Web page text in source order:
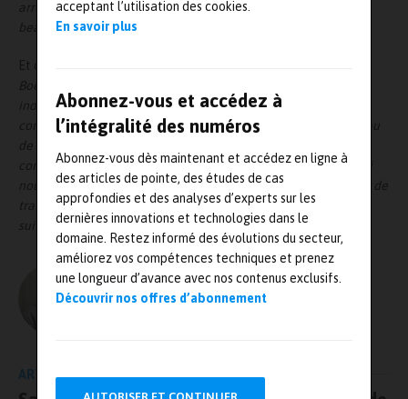
acceptant l’utilisation des cookies.
En savoir plus
Abonnez-vous et accédez à
l’intégralité des numéros
Abonnez-vous dès maintenant et accédez en ligne à
des articles de pointe, des études de cas
approfondies et des analyses d’experts sur les
dernières innovations et technologies dans le
domaine. Restez informé des évolutions du secteur,
améliorez vos compétences techniques et prenez
une longueur d’avance avec nos contenus exclusifs.
Découvrir nos offres d’abonnement
arrêter un essai de simulation de décollage et consommer
beaucoup de carburant pour rien.
Et de continuer : «
Boeing 777, on effectue les mesures sur deux arbres
indépendants et tournant à des vitesses différentes. Ils sont
contrôlés en permanence et ne doivent pas dépasser un niveau
de déplacement imposé. Nous avons pu interpréter leur
comportement vibratoire facilement sur le système Tescia qui
nous donne immédiatement des informations simples à partir de
traitements pourtant complexes tel que l’utilisation de filtres
suiveurs pour obtenir des signaux clairs et fiables.»
ARTICLE PRÉCÉDENT